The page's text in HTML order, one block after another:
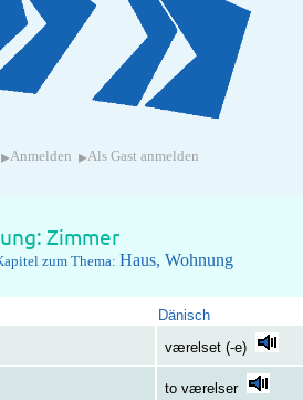
▸Anmelden ▸Als Gast anmelden
Zimmer
zum Thema: Haus, Wohnung
Dänisch
værelset (-e)
to værelser